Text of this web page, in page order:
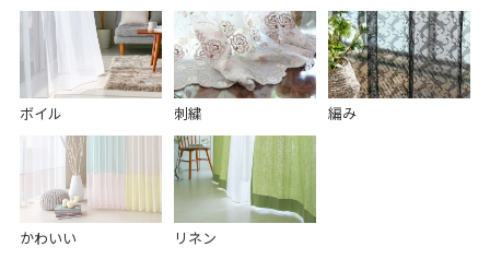
ボイル 刺繍 編み
かわいい リネン